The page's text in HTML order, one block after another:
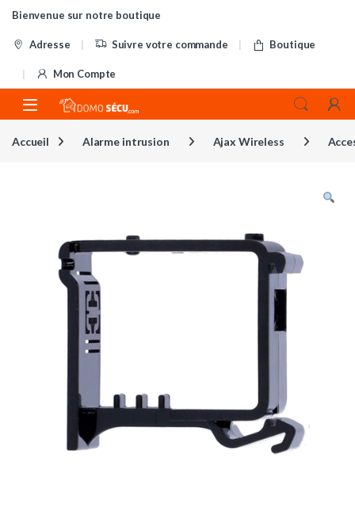
Skip to navigation
Skip to content
Bienvenue sur notre boutique
Adresse Suivre votre commande Boutique
Mon Compte
Accueil Alarme intrusion Ajax Wireless